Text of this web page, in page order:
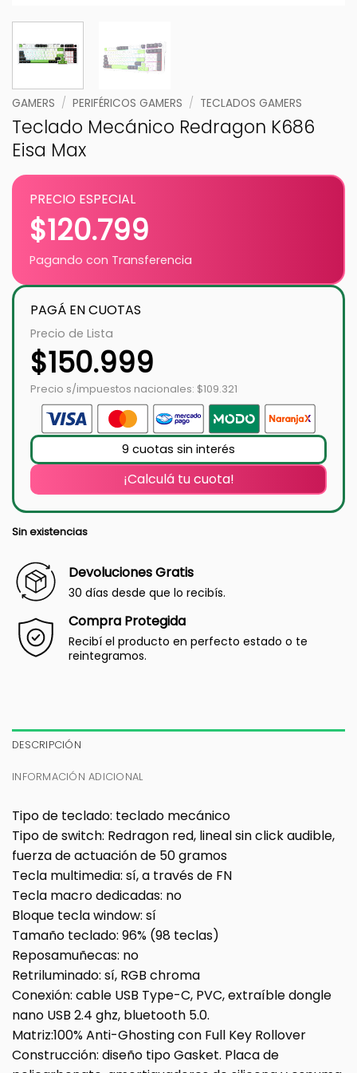
GAMERS / PERIFÉRICOS GAMERS / TECLADOS GAMERS
Teclado Mecánico Redragon K686
Eisa Max
PRECIO ESPECIAL
$120.799
Pagando con Transferencia
PAGÁ EN CUOTAS
Precio de Lista
$150.999
Precio s/impuestos nacionales: $109.321
9 cuotas sin interés
¡Calculá tu cuota!
Sin existencias
Devoluciones Gratis
30 días desde que lo recibís.
Compra Protegida
Recibí el producto en perfecto estado o te
reintegramos.
DESCRIPCIÓN
INFORMACIÓN ADICIONAL
Tipo de teclado: teclado mecánico
Tipo de switch: Redragon red, lineal sin click audible,
fuerza de actuación de 50 gramos
Tecla multimedia: sí, a través de FN
Tecla macro dedicadas: no
Bloque tecla window: sí
Tamaño teclado: 96% (98 teclas)
Reposamuñecas: no
Retriluminado: sí, RGB chroma
Conexión: cable USB Type-C, PVC, extraíble dongle
nano USB 2.4 ghz, bluetooth 5.0.
Matriz:100% Anti-Ghosting con Full Key Rollover
Construcción: diseño tipo Gasket. Placa de